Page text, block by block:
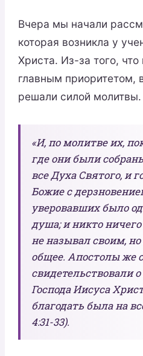
Вчера мы начали
которая возникла у
Христа. Из-за того,
главным приоритетом,
решали силой молитвы.
«И, по молитве их,
где они были
все Духа Святого, и
Божие с
уверовавших было
душа; и никто
не называл своим,
общее. Апостолы же
свидетельствовали
Господа Иисуса
благодать была на
4:31-33).